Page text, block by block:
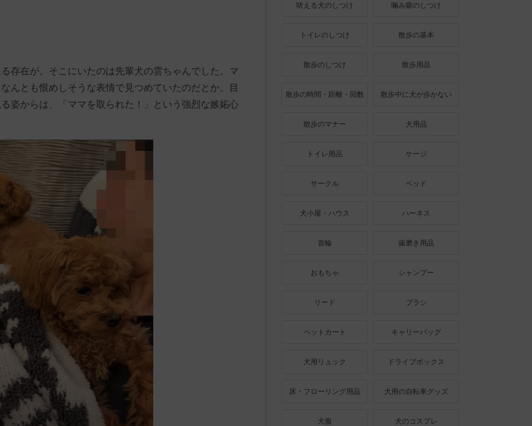
存在が。そこにいたのは先輩犬の雲ちゃんでした。マ
んとも恨めしそうな表情で見つめていたのだとか。目
姿からは、「ママを取られた！」という強烈な嫉妬心
吠える犬のしつけ 噛み癖のしつけ
トイレのしつけ 散歩の基本
散歩のしつけ 散歩用品
散歩の時間・距離・回数 散歩中に犬が歩かない
散歩のマナー 犬用品
トイレ用品 ケージ
サークル ベッド
犬小屋・ハウス ハーネス
首輪 歯磨き用品
おもちゃ シャンプー
リード ブラシ
ペットカート キャリーバッグ
犬用リュック ドライブボックス
床・フローリング用品 犬用の自転車グッズ
犬服 犬のコスプレ